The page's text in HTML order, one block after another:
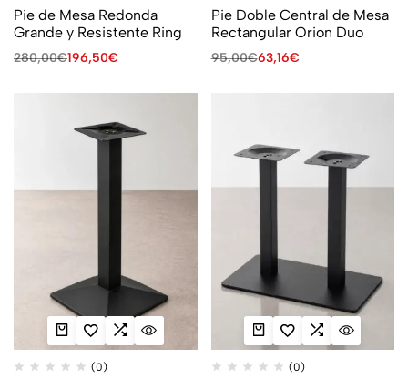
Pie de Mesa Redonda
Grande y Resistente Ring
280,00€196,50€
Pie Doble Central de Mesa
Rectangular Orion Duo
95,00€63,16€
(0) (0)